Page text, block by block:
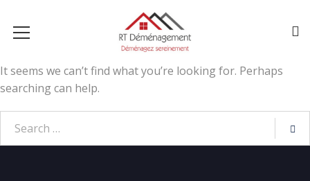
It seems we can’t find what you’re looking for. Perhaps
searching can help.